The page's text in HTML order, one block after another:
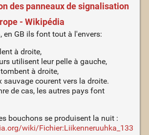
des panneaux de signalisation
- Wikipédia
en GB ils font tout à l'envers:
à droite,
utilisent leur pelle à gauche,
à droite,
sauvage courent vers la droite.
de cas, les autres pays font
bouchons se produisent la nuit :
wiki/Fichier:Liikenneruuhka_133